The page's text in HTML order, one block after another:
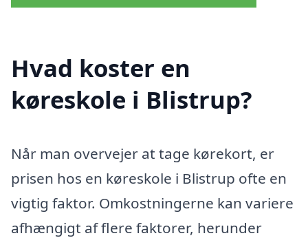
Hvad koster en
køreskole i Blistrup?
Når man overvejer at tage kørekort, er
prisen hos en køreskole i Blistrup ofte en
vigtig faktor. Omkostningerne kan variere
afhængigt af flere faktorer, herunder